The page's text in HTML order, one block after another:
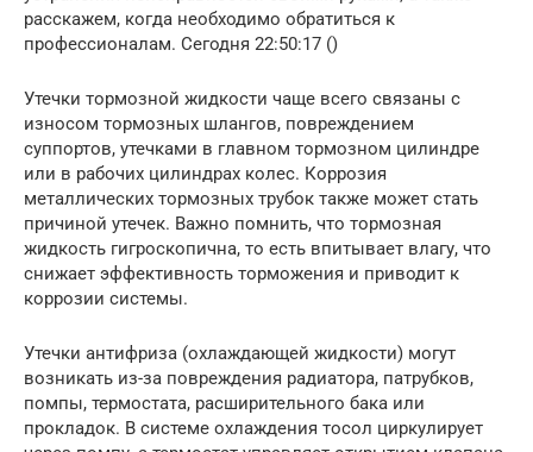
расскажем, когда необходимо обратиться к
профессионалам. Сегодня 22:50:17 ()
Утечки тормозной жидкости чаще всего связаны с
износом тормозных шлангов, повреждением
суппортов, утечками в главном тормозном цилиндре
или в рабочих цилиндрах колес. Коррозия
металлических тормозных трубок также может стать
причиной утечек. Важно помнить, что тормозная
жидкость гигроскопична, то есть впитывает влагу, что
снижает эффективность торможения и приводит к
коррозии системы.
Утечки антифриза (охлаждающей жидкости) могут
возникать из-за повреждения радиатора, патрубков,
помпы, термостата, расширительного бака или
прокладок. В системе охлаждения тосол циркулирует